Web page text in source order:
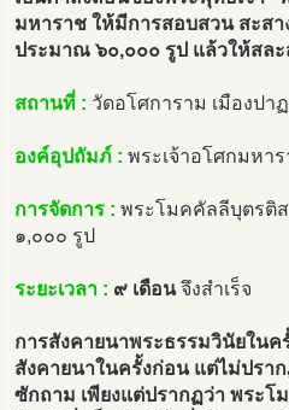
มหาราช ให้มีการสอบสวน สะส
ประมาณ ๖๐,๐๐๐ รูป แล้วให้สล
สถานที่ : วัดอโศการาม เมืองปา
องค์อุปถัมภ์ : พระเจ้าอโศกมหา
การจัดการ : พระโมคคัลลีบุตรติ
๑,๐๐๐ รูป
ระยะเวลา : ๙ เดือนจึงสำเร็จ
การสังคายนาพระธรรมวินัยใน
สังคายนาในครั้งก่อน แต่ไม่ปรา
ซักถาม เพียงแต่ปรากฏว่า พระโ